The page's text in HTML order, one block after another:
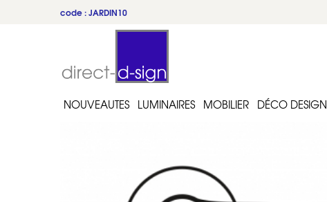
code : JARDIN10
NOUVEAUTES LUMINAIRES MOBILIER DÉCO DESIGN